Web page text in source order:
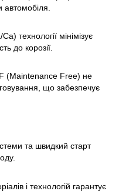
автомобіля.
технології мінімізує
до корозії.
(Maintenance Free) не
що забезпечує
та швидкий старт
і технологій гарантує